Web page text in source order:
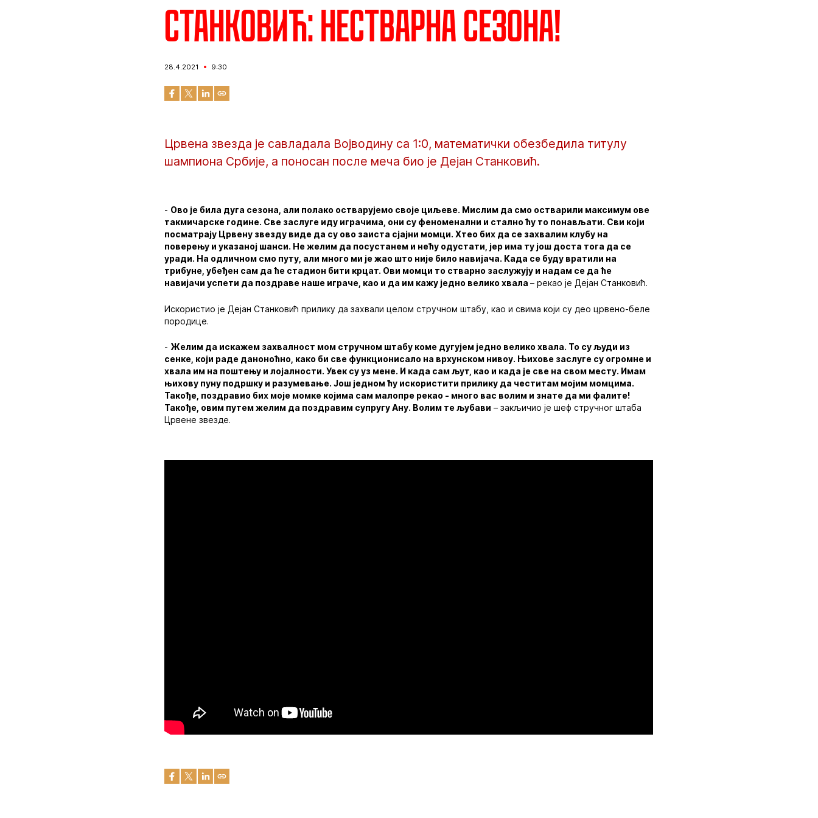
Станковић: Нестварна сезона!
28.4.2021 9:30
Црвена звезда је савладала Војводину са 1:0, математички обезбедила титулу
шампиона Србије, а поносан после меча био је Дејан Станковић.
- Ово је била дуга сезона, али полако остварујемо своје циљеве. Мислим да смо остварили максимум ове
такмичарске године. Све заслуге иду играчима, они су феноменални и стално ћу то понављати. Сви који
посматрају Црвену звезду виде да су ово заиста сјајни момци. Хтео бих да се захвалим клубу на
поверењу и указаној шанси. Не желим да посустанем и нећу одустати, јер има ту још доста тога да се
уради. На одличном смо путу, али много ми је жао што није било навијача. Када се буду вратили на
трибуне, убеђен сам да ће стадион бити крцат. Ови момци то стварно заслужују и надам се да ће
навијачи успети да поздраве наше играче, као и да им кажу једно велико хвала– рекао је Дејан Станковић.
Искористио је Дејан Станковић прилику да захвали целом стручном штабу, као и свима који су део црвено-беле
породице.
- Желим да искажем захвалност мом стручном штабу коме дугујем једно велико хвала. То су људи из
сенке, који раде даноноћно, како би све функционисало на врхунском нивоу. Њихове заслуге су огромне и
хвала им на поштењу и лојалности. Увек су уз мене. И када сам љут, као и када је све на свом месту. Имам
њихову пуну подршку и разумевање. Још једном ћу искористити прилику да честитам мојим момцима.
Такође, поздравио бих моје момке којима сам малопре рекао - много вас волим и знате да ми фалите!
Такође, овим путем желим да поздравим супругу Ану. Волим те љубави – закљичио је шеф стручног штаба
Црвене звезде.